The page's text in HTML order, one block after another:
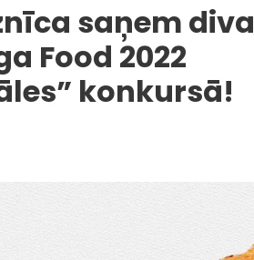
saņem
Food 2022
konkursā!